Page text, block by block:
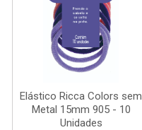
Elástico Ricca Colors sem
Metal 15mm 905 - 10
Unidades